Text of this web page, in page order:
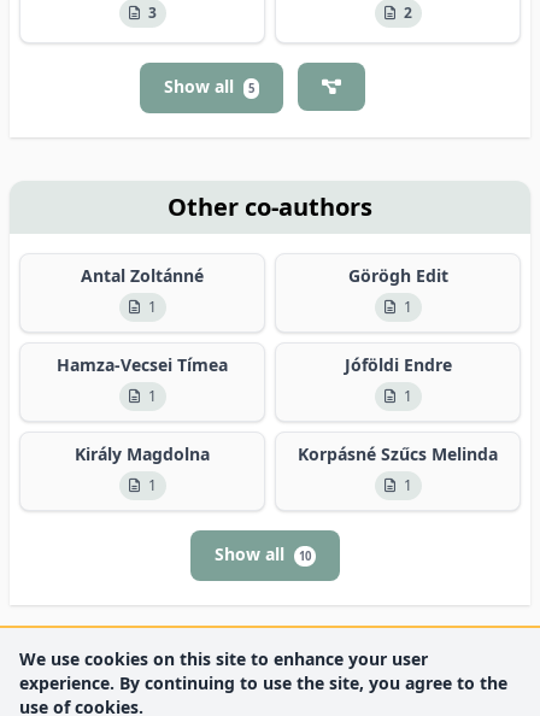
3 2
Show all 5
Other co-authors
Antal Zoltánné
1
Görögh Edit
1
Hamza-Vecsei Tímea
1
Jóföldi Endre
1
Király Magdolna
1
Korpásné Szűcs Melinda
1
Show all 10
We use cookies on this site to enhance your user
experience. By continuing to use the site, you agree to the
use of cookies.